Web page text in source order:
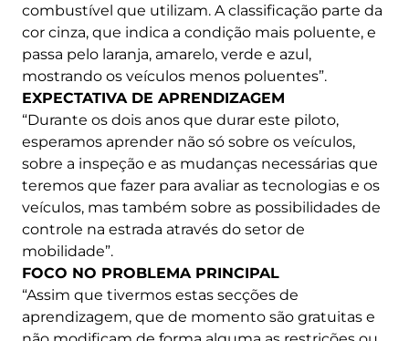
combustível que utilizam. A classificação parte da
cor cinza, que indica a condição mais poluente, e
passa pelo laranja, amarelo, verde e azul,
mostrando os veículos menos poluentes”.
EXPECTATIVA DE APRENDIZAGEM
“Durante os dois anos que durar este piloto,
esperamos aprender não só sobre os veículos,
sobre a inspeção e as mudanças necessárias que
teremos que fazer para avaliar as tecnologias e os
veículos, mas também sobre as possibilidades de
controle na estrada através do setor de
mobilidade”.
FOCO NO PROBLEMA PRINCIPAL
“Assim que tivermos estas secções de
aprendizagem, que de momento são gratuitas e